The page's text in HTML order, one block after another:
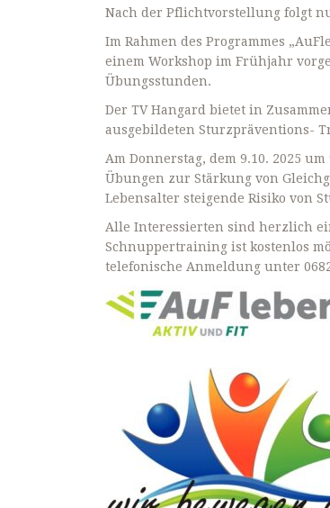
Nach der Pflichtvorstellung folgt
Im Rahmen des Programmes
einem Workshop im Frühjahr
Übungsstunden.
Der TV Hangard bietet in
ausgebildeten Sturzpräventions-
Am Donnerstag, dem 9.10. 2025
Übungen zur Stärkung von
Lebensalter steigende Risiko von
Alle Interessierten sind herzlich
Schnuppertraining ist kostenlos
telefonische Anmeldung unter